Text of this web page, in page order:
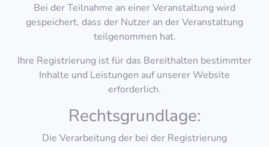
Bei der Teilnahme an einer Veranstaltung wird
gespeichert, dass der Nutzer an der Veranstaltung
teilgenommen hat.
Ihre Registrierung ist für das Bereithalten bestimmter
Inhalte und Leistungen auf unserer Website
erforderlich.
Rechtsgrundlage:
Die Verarbeitung der bei der Registrierung